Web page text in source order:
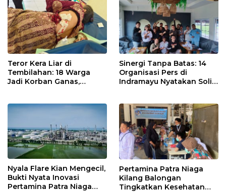
Teror Kera Liar di
Tembilahan: 18 Warga
Jadi Korban Ganas,
Sinergi Tanpa Batas: 14
Organisasi Pers di
Indramayu Nyatakan Solid
Nyala Flare Kian Mengecil,
Bukti Nyata Inovasi
Pertamina Patra Niaga
Pertamina Patra Niaga
Kilang Balongan
Tingkatkan Kesehatan